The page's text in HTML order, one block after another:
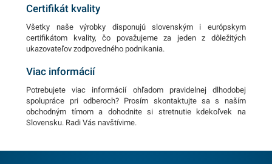
Certifikát kvality
Všetky naše výrobky disponujú slovenským i európskym
certifikátom kvality, čo považujeme za jeden z dôležitých
ukazovateľov zodpovedného podnikania.
Viac informácií
Potrebujete viac informácií ohľadom pravidelnej dlhodobej
spolupráce pri odberoch? Prosím skontaktujte sa s naším
obchodným tímom a dohodnite si stretnutie kdekoľvek na
Slovensku. Radi Vás navštívime.